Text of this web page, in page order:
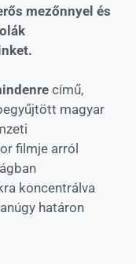
mezőnnyel és
című,
magyar
filmje arról
koncentrálva
határon